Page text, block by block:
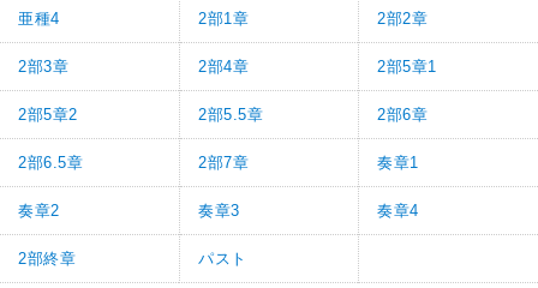
亜種4 2部1章 2部2章
2部3章 2部4章 2部5章1
2部5章2 2部5.5章 2部6章
2部6.5章 2部7章 奏章1
奏章2 奏章3 奏章4
2部終章 パスト